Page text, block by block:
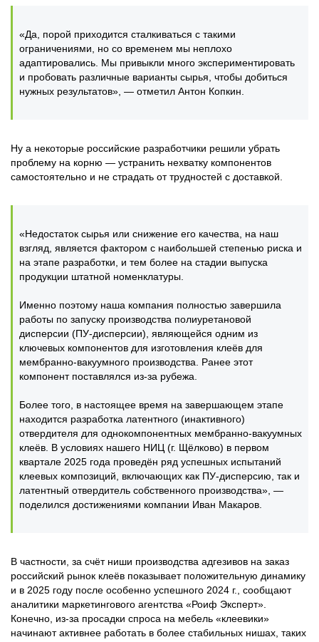
«Да, порой приходится сталкиваться с такими
ограничениями, но со временем мы неплохо
адаптировались. Мы привыкли много экспериментировать
и пробовать различные варианты сырья, чтобы добиться
нужных результатов», — отметил Антон Копкин.
Ну а некоторые российские разработчики решили убрать
проблему на корню — устранить нехватку компонентов
самостоятельно и не страдать от трудностей с доставкой.
«Недостаток сырья или снижение его качества, на наш
взгляд, является фактором с наибольшей степенью риска и
на этапе разработки, и тем более на стадии выпуска
продукции штатной номенклатуры.
Именно поэтому наша компания полностью завершила
работы по запуску производства полиуретановой
дисперсии (ПУ-дисперсии), являющейся одним из
ключевых компонентов для изготовления клеёв для
мембранно-вакуумного производства. Ранее этот
компонент поставлялся из-за рубежа.
Более того, в настоящее время на завершающем этапе
находится разработка латентного (инактивного)
отвердителя для однокомпонентных мембранно-вакуумных
клеёв. В условиях нашего НИЦ (г. Щёлково) в первом
квартале 2025 года проведён ряд успешных испытаний
клеевых композиций, включающих как ПУ-дисперсию, так и
латентный отвердитель собственного производства», —
поделился достижениями компании Иван Макаров.
В частности, за счёт ниши производства адгезивов на заказ
российский рынок клеёв показывает положительную динамику
и в 2025 году после особенно успешного 2024 г., сообщают
аналитики маркетингового агентства «Роиф Эксперт».
Конечно, из-за просадки спроса на мебель «клеевики»
начинают активнее работать в более стабильных нишах, таких